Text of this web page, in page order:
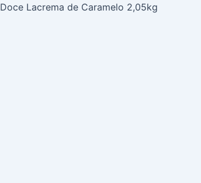
Doce Lacrema de Caramelo 2,05kg